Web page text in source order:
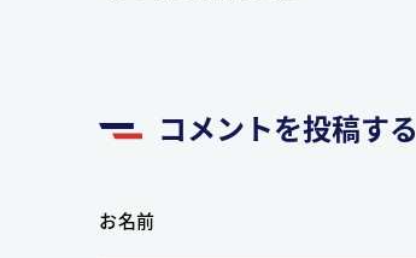
コメントを投稿する
お名前